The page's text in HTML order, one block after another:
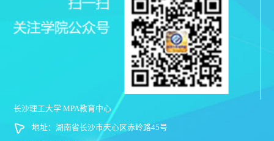
长沙理工大学 MPA教育中心
地址：湖南省长沙市天心区赤岭路45号